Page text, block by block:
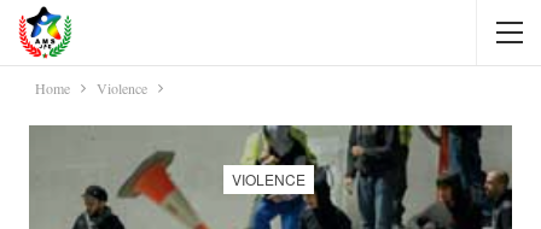
Home Violence
VIOLENCE